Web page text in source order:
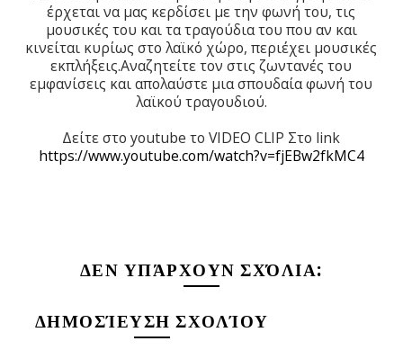
έρχεται να μας κερδίσει με την φωνή του, τις
μουσικές του και τα τραγούδια του που αν και
κινείται κυρίως στο λαϊκό χώρο, περιέχει μουσικές
εκπλήξεις.Αναζητείτε τον στις ζωντανές του
εμφανίσεις και απολαύστε μια σπουδαία φωνή του
λαϊκού τραγουδιού.
Δείτε στο youtube το VIDEO CLIP Στο link
https://www.youtube.com/watch?v=fjEBw2fkMC4
ΔΕΝ ΥΠΆΡΧΟΥΝ ΣΧΌΛΙΑ:
ΔΗΜΟΣΊΕΥΣΗ ΣΧΟΛΊΟΥ